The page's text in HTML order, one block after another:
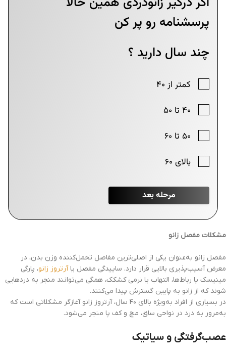
مشکلات مفصل زانو
مفصل زانو به‌عنوان یکی از اصلی‌ترین مفاصل تحمل‌کننده وزن بدن، در
معرض آسیب‌پذیری بالایی قرار دارد. ساییدگی مفصل یاآرتروز زانو، پارگی
مینیسک یا رباط‌ها، التهاب یا نرمی کشکک، همگی می‌توانند منجر به دردهایی
شوند که از زانو به پایین گسترش پیدا می‌کنند.
در بسیاری از افراد به‌ویژه بالای ۴۰ سال، آرتروز زانو آغازگر مشکلاتی است که
به‌مرور به درد در نواحی ساق، مچ و کف پا منجر می‌شود.
عصب‌گرفتگی و سیاتیک